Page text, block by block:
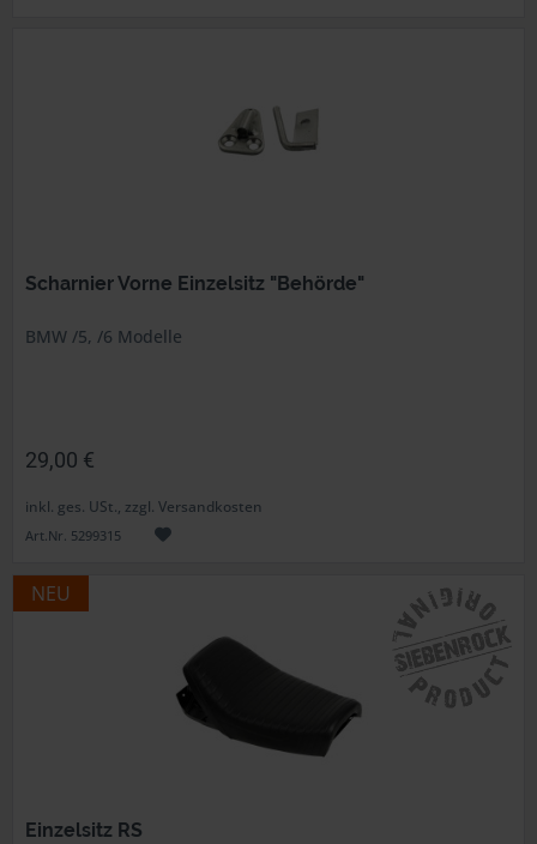
Scharnier Vorne Einzelsitz "Behörde"
BMW /5, /6 Modelle
29,00 €
inkl. ges. USt., zzgl. Versandkosten
Art.Nr. 5299315
NEU
Einzelsitz RS